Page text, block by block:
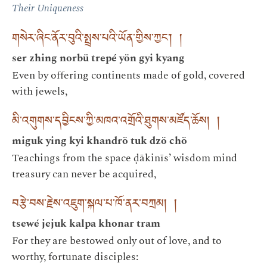
Their Uniqueness
གསེར་ཞིང་ནོར་བུའི་སྤྲས་པའི་ཡོན་གྱིས་ཀྱང༌། །
ser zhing norbü trepé yön gyi kyang
Even by offering continents made of gold, covered
with jewels,
མི་འགུགས་དབྱིངས་ཀྱི་མཁའ་འགྲོའི་ཐུགས་མཛོད་ཆོས། །
miguk ying kyi khandrö tuk dzö chö
Teachings from the space ḍākinīs’ wisdom mind
treasury can never be acquired,
བརྩེ་བས་རྗེས་འཇུག་སྐལ་པ་ཁོ་ནར་བཀྲམ། །
tsewé jejuk kalpa khonar tram
For they are bestowed only out of love, and to
worthy, fortunate disciples: